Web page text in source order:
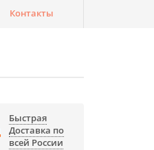
Контакты
Быстрая
Доставка по
всей России